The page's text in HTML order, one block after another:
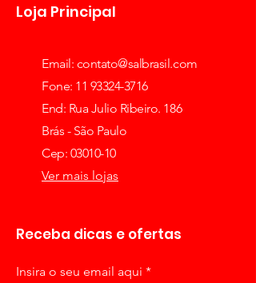
Loja Principal
Email: contato@salbrasil.com
Fone: 11 93324-3716
End: Rua Julio Ribeiro. 186
Brás - São Paulo
Cep: 03010-10
Ver mais lojas
Receba dicas e ofertas
Insira o seu email aqui